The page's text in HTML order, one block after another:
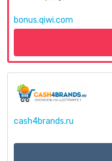
bonus.qiwi.com
cash4brands.ru